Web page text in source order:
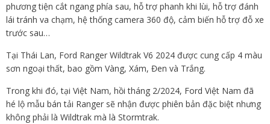
phương tiện cắt ngang phía sau, hỗ trợ phanh khi lùi, hỗ trợ đánh
lái tránh va chạm, hệ thống camera 360 độ, cảm biến hỗ trợ đỗ xe
trước sau…
Tại Thái Lan, Ford Ranger Wildtrak V6 2024 được cung cấp 4 màu
sơn ngoại thất, bao gồm Vàng, Xám, Đen và Trắng.
Trong khi đó, tại Việt Nam, hồi tháng 2/2024, Ford Việt Nam đã
hé lộ mẫu bán tải Ranger sẽ nhận được phiên bản đặc biệt nhưng
không phải là Wildtrak mà là Stormtrak.